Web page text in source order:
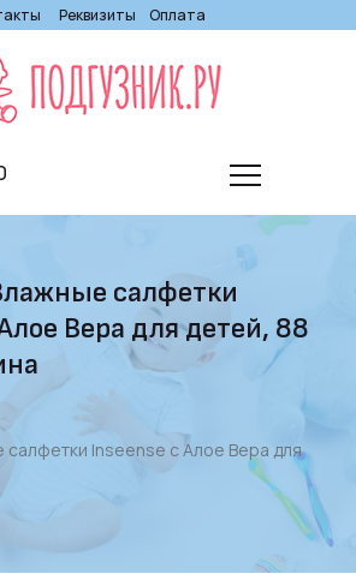
Реквизиты Оплата
салфетки
Вера для детей, 88
салфетки Inseense с Алое Вера для